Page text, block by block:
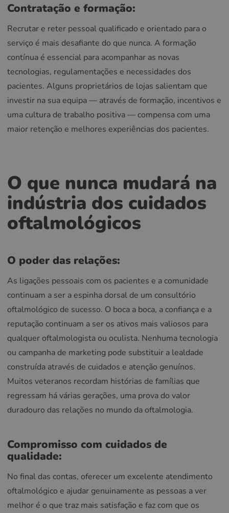
Contratação e formação:
Recrutar e reter pessoal qualificado e orientado para o
serviço é mais desafiante do que nunca. A formação
contínua é essencial para acompanhar as novas
tecnologias, regulamentações e necessidades dos
pacientes. Alguns proprietários de lojas salientam que
investir na sua equipa — através de formação, incentivos e
uma cultura de trabalho positiva — compensa com uma
maior retenção e melhores experiências dos pacientes.
O que nunca mudará na
indústria dos cuidados
oftalmológicos
O poder das relações:
As ligações pessoais com os pacientes e a comunidade
continuam a ser a espinha dorsal de um consultório
oftalmológico de sucesso. O boca a boca, a confiança e a
reputação continuam a ser os ativos mais valiosos para
qualquer oftalmologista ou oculista. Nenhuma tecnologia
ou campanha de marketing pode substituir a lealdade
construída através de cuidados e atenção genuínos.
Muitos veteranos recordam histórias de famílias que
regressam há várias gerações, uma prova do valor
duradouro das relações no mundo da oftalmologia.
Compromisso com cuidados de
qualidade:
No final das contas, oferecer um excelente atendimento
oftalmológico e ajudar genuinamente as pessoas a ver
melhor é o que traz mais satisfação e faz com que os